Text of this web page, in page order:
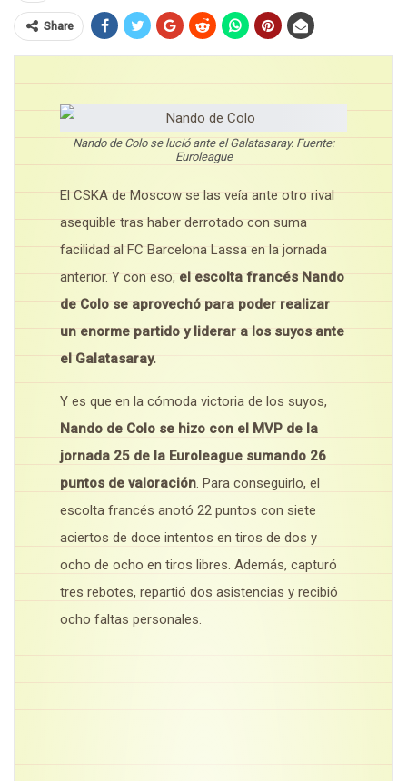
Share
Nando de Colo se lució ante el Galatasaray. Fuente:
Euroleague
El CSKA de Moscow se las veía ante otro rival
asequible tras haber derrotado con suma
facilidad al FC Barcelona Lassa en la jornada
anterior. Y con eso, el escolta francés Nando
de Colo se aprovechó para poder realizar
un enorme partido y liderar a los suyos ante
el Galatasaray.
Y es que en la cómoda victoria de los suyos,
Nando de Colo se hizo con el MVP de la
jornada 25 de la Euroleague sumando 26
puntos de valoración. Para conseguirlo, el
escolta francés anotó 22 puntos con siete
aciertos de doce intentos en tiros de dos y
ocho de ocho en tiros libres. Además, capturó
tres rebotes, repartió dos asistencias y recibió
ocho faltas personales.